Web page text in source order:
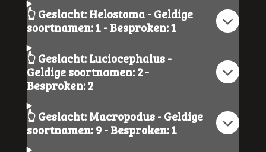
👆 Geslacht: Helostoma - Geldige
soortnamen: 1 - Besproken: 1
👆 Geslacht: Luciocephalus -
Geldige soortnamen: 2 -
Besproken: 2
👆 Geslacht: Macropodus - Geldige
soortnamen: 9 - Besproken: 1